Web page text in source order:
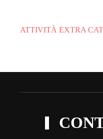
ATTIVITÀ EXTRA